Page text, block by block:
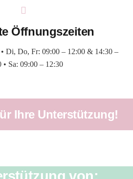
Öffnungszeiten
Di, Do, Fr: 09:00 – 12:00 & 14:30 –
• Sa: 09:00 – 12:30
Ihre Unterstützung!